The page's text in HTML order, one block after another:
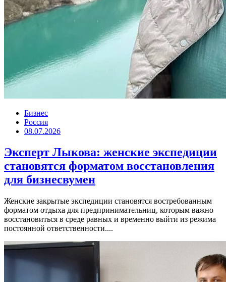
Бизнес
Россия
08.07.2026
Эксперт Лыкова: женские экспедиции
становятся форматом восстановления
для бизнесвумен
Женские закрытые экспедиции становятся востребованным
форматом отдыха для предпринимательниц, которым важно
восстановиться в среде равных и временно выйти из режима
постоянной ответственности....